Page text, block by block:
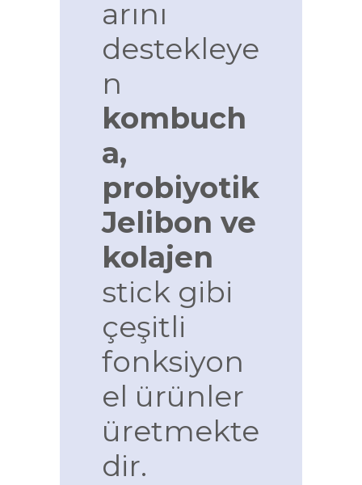
arını
destekleye
n
kombuch
a,
probiyotik
Jelibon ve
kolajen
stick gibi
çeşitli
fonksiyon
el ürünler
üretmekte
dir.